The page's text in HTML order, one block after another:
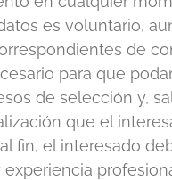
es voluntario,
de
para que
de selección y,
que el
fin, el interesado